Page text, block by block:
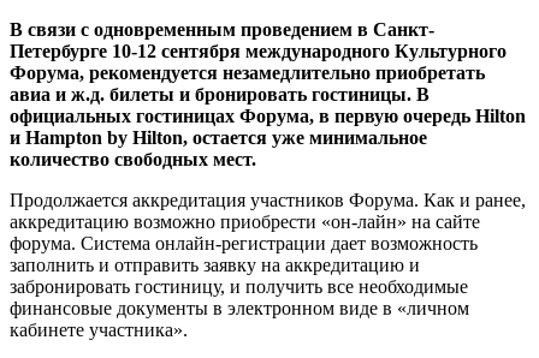
В связи с одновременным проведением в Санкт-
Петербурге 10-12 сентября международного Культурного
Форума, рекомендуется незамедлительно приобретать
авиа и ж.д. билеты и бронировать гостиницы. В
официальных гостиницах Форума, в первую очередь Hilton
и Hampton by Hilton, остается уже минимальное
количество свободных мест.
Продолжается аккредитация участников Форума. Как и ранее,
аккредитацию возможно приобрести «он-лайн» на сайте
форума. Система онлайн-регистрации дает возможность
заполнить и отправить заявку на аккредитацию и
забронировать гостиницу, и получить все необходимые
финансовые документы в электронном виде в «личном
кабинете участника».